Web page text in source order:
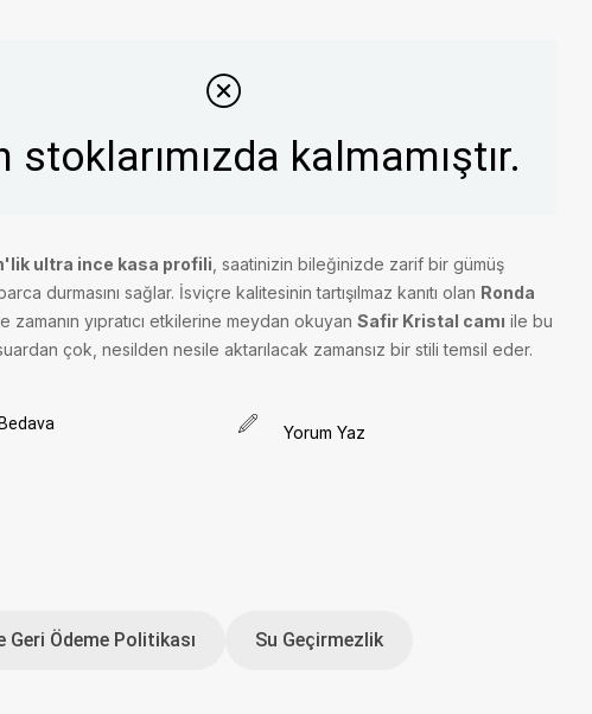
stoklarımızda kalmamıştır.
ultra ince kasa profili , saatinizin bileğinizde zarif bir gümüş
durmasını sağlar. İsviçre kalitesinin tartışılmaz kanıtı olan Ronda
zamanın yıpratıcı etkilerine meydan okuyanSafir Kristal camı ile bu
çok, nesilden nesile aktarılacak zamansız bir stili temsil eder.
Yorum Yaz
Geri Ödeme Politikası Su Geçirmezlik